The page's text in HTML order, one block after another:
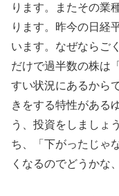
ります。またその業
ります。昨今の日経
います。なぜならご
だけで過半数の株は
すい状況にあるから
きをする特性がある
う、投資をしましょ
ち、「下がったじゃ
くなるのでどうかな